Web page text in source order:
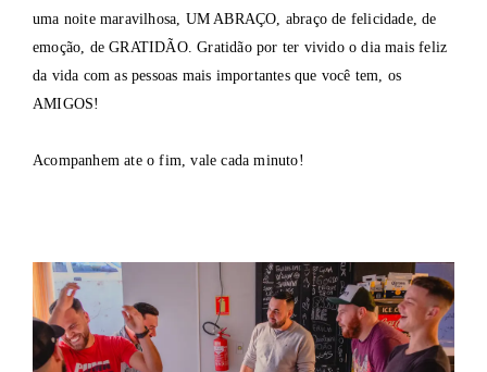
uma noite maravilhosa, UM ABRAÇO, abraço de felicidade, de
emoção, de GRATIDÃO. Gratidão por ter vivido o dia mais feliz
da vida com as pessoas mais importantes que você tem, os
AMIGOS!
Acompanhem ate o fim, vale cada minuto!